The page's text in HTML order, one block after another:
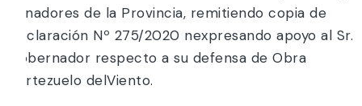
Senadores de la Provincia, remitiendo copia de
Declaración Nº 275/2020 nexpresando apoyo al Sr.
Gobernador respecto a su defensa de Obra
Portezuelo delViento.